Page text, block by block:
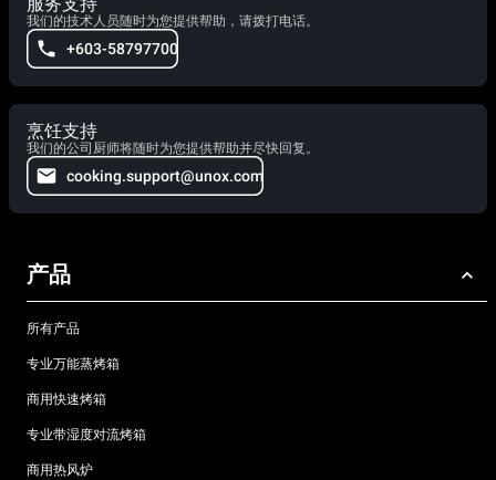
服务支持
我们的技术人员随时为您提供帮助，请拨打电话。
+603-58797700
烹饪支持
我们的公司厨师将随时为您提供帮助并尽快回复。
cooking.support@unox.com
产品
所有产品
专业万能蒸烤箱
商用快速烤箱
专业带湿度对流烤箱
商用热风炉